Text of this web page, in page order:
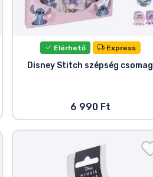
Elérhető Express
Disney Stitch szépség csomag
6 990 Ft